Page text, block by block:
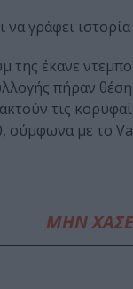
να γράφει
της έκανε
πήραν
τις
σύμφωνα με το
ΜΗΝ